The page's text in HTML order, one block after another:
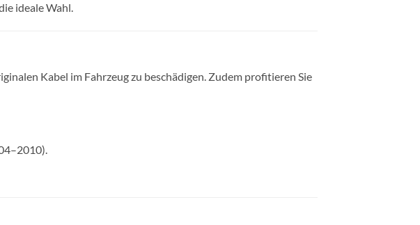
ideale Wahl.
Kabel im Fahrzeug zu beschädigen. Zudem profitieren Sie